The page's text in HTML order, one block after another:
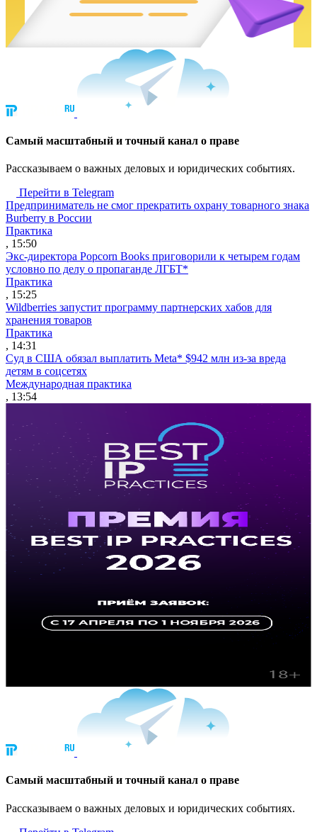
Cамый масштабный и точный канал о праве
Рассказываем о важных деловых и юридических событиях.
Перейти в Telegram
Предприниматель не смог прекратить охрану товарного знака
Burberry в России
Практика
, 15:50
Экс-директора Popcorn Books приговорили к четырем годам
условно по делу о пропаганде ЛГБТ*
Практика
, 15:25
Wildberries запустит программу партнерских хабов для
хранения товаров
Практика
, 14:31
Суд в США обязал выплатить Meta* $942 млн из-за вреда
детям в соцсетях
Международная практика
, 13:54
Cамый масштабный и точный канал о праве
Рассказываем о важных деловых и юридических событиях.